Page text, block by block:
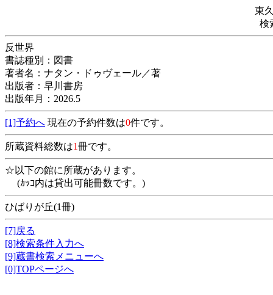
東
検
反世界
書誌種別：図書
著者名：ナタン・ドゥヴェール／著
出版者：早川書房
出版年月：2026.5
[1]予約へ 現在の予約件数は0件です。
所蔵資料総数は1冊です。
☆以下の館に所蔵があります。
(ｶｯｺ内は貸出可能冊数です。)
ひばりが丘(1冊)
[7]戻る
[8]検索条件入力へ
[9]蔵書検索メニューへ
[0]TOPページへ